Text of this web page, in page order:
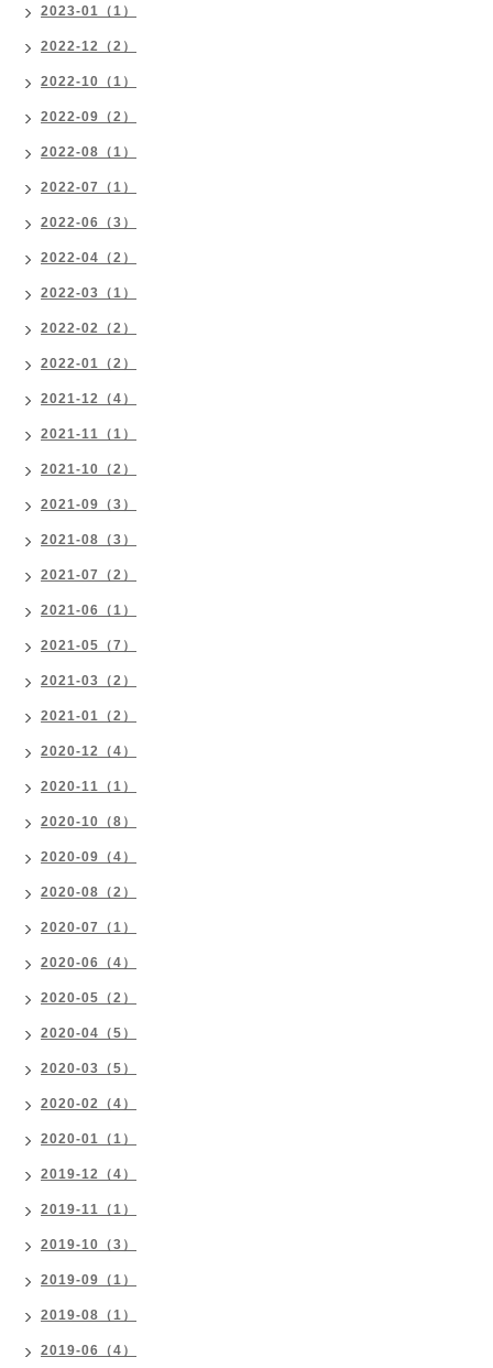
2023-01（1）
2022-12（2）
2022-10（1）
2022-09（2）
2022-08（1）
2022-07（1）
2022-06（3）
2022-04（2）
2022-03（1）
2022-02（2）
2022-01（2）
2021-12（4）
2021-11（1）
2021-10（2）
2021-09（3）
2021-08（3）
2021-07（2）
2021-06（1）
2021-05（7）
2021-03（2）
2021-01（2）
2020-12（4）
2020-11（1）
2020-10（8）
2020-09（4）
2020-08（2）
2020-07（1）
2020-06（4）
2020-05（2）
2020-04（5）
2020-03（5）
2020-02（4）
2020-01（1）
2019-12（4）
2019-11（1）
2019-10（3）
2019-09（1）
2019-08（1）
2019-06（4）